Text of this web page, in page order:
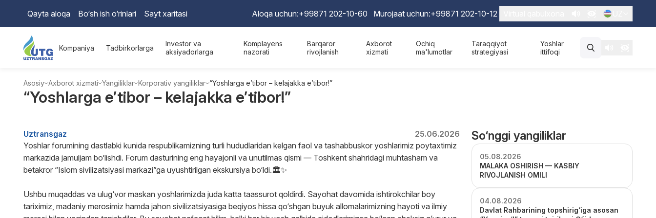
Qayta aloqa Bo‘sh ish o‘rinlari Sayt xaritasi Aloqa uchun:+99871 202-10-60 Murojaat uchun:+99871 202-10-12
Kompaniya Tadbirkorlarga
Investor va
aksiyadorlarga
Komplayens
nazorati
Barqaror
rivojlanish
Axborot
xizmati
Ochiq
ma'lumotlar
Taraqqiyot
strategiyasi
Yoshlar
ittifoqi
Asosiy Axborot xizmati Yangiliklar Korporativ yangiliklar “Yoshlarga e’tibor – kelajakka e’tibor!”
“Yoshlarga e’tibor – kelajakka e’tibor!”
Uztransgaz
25.06.2026
Yoshlar forumining dastlabki kunida respublikamizning turli hududlaridan kelgan faol va tashabbuskor yoshlarimiz poytaxtimiz
markazida jamuljam bo‘lishdi. Forum dasturining eng hayajonli va unutilmas qismi — Toshkent shahridagi muhtasham va
betakror “Islom sivilizatsiyasi markazi”ga uyushtirilgan ekskursiya bo‘ldi.🏛✨
Ushbu muqaddas va ulug‘vor maskan yoshlarimizda juda katta taassurot qoldirdi. Sayohat davomida ishtirokchilar boy
tariximiz, madaniy merosimiz hamda jahon sivilizatsiyasiga beqiyos hissa qo‘shgan buyuk allomalarimizning hayoti va ilmiy
So‘nggi yangiliklar
05.08.2026
MALAKA OSHIRISH — KASBIY
RIVOJLANISH OMILI
04.08.2026
Davlat Rahbarining topshirig‘iga asosan